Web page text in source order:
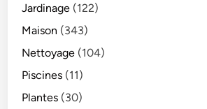
Jardinage (122)
Maison (343)
Nettoyage (104)
Piscines (11)
Plantes (30)